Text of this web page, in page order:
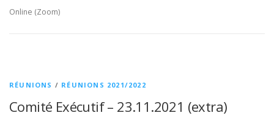
Online (Zoom)
RÉUNIONS / RÉUNIONS 2021/2022
Comité Exécutif – 23.11.2021 (extra)